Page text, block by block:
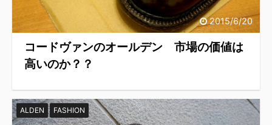
2015/6/20
コードヴァンのオールデン 市場の価値は
高いのか？？
ALDEN FASHION